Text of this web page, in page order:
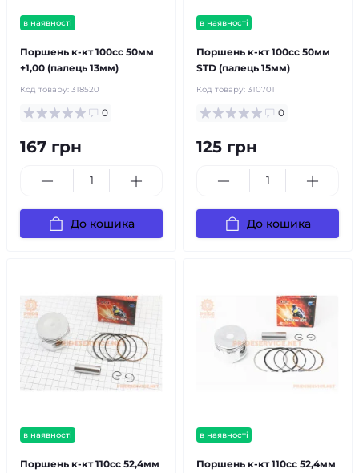
в наявності
Поршень к-кт 100cc 50мм
+1,00 (палець 13мм)
Код товару: 318520
0
167 грн
До кошика
в наявності
Поршень к-кт 100cc 50мм
STD (палець 15мм)
Код товару: 310701
0
125 грн
До кошика
в наявності
Поршень к-кт 110cc 52,4мм
в наявності
Поршень к-кт 110cc 52,4мм